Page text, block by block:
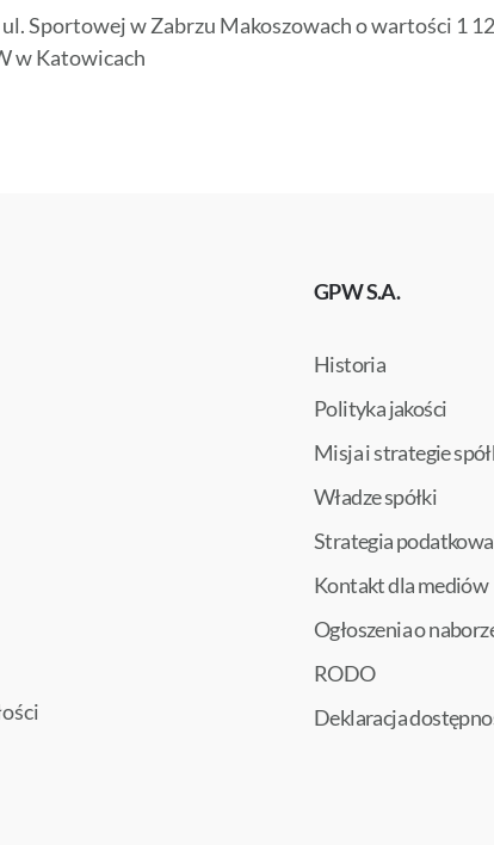
Sportowej w Zabrzu Makoszowach o wartości 1
w Katowicach
GPW S.A.
Historia
Polityka jakości
Misja i strategie
Władze spółki
Strategia podatkowa
Kontakt dla mediów
Ogłoszenia o
RODO
Deklaracja